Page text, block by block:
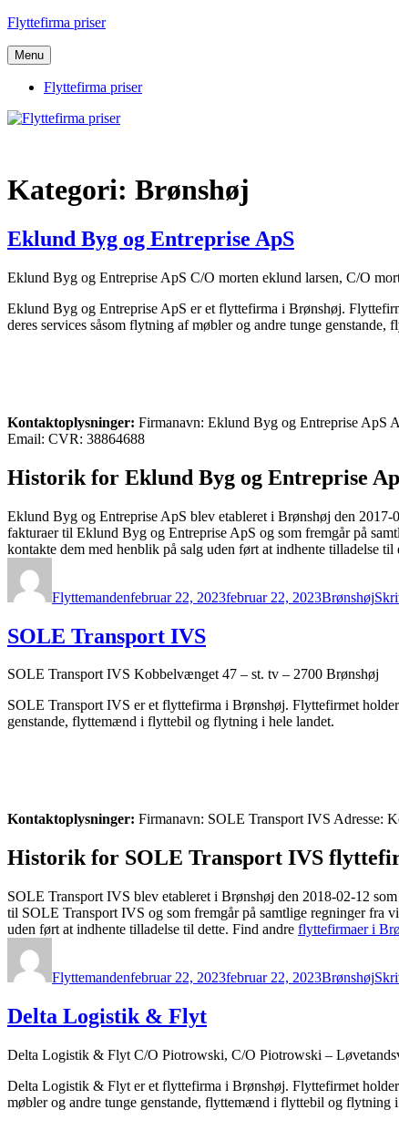
Videre
indhold
Flyttefirma priser
Menu
Flyttefirma priser
Kategori: Brønshøj
Eklund Byg og Entreprise ApS
Eklund Byg og Entreprise ApS C/O morten eklund larsen, C/O
Eklund Byg og Entreprise ApS er et flyttefirma i Brønshøj.
deres services såsom flytning af møbler og andre tunge
Kontaktoplysninger: Firmanavn: Eklund Byg og Entreprise ApS
Email: CVR: 38864688
Historik for Eklund Byg og Entreprise
Eklund Byg og Entreprise ApS blev etableret i Brønshøj den
fakturaer til Eklund Byg og Entreprise ApS og som fremgår på
kontakte dem med henblik på salg uden ført at indhente tilladelse til
Flyttemandenfebruar 22, 2023februar 22, 2023Brønshøj
SOLE Transport IVS
SOLE Transport IVS Kobbelvænget 47 – st. tv – 2700 Brønshøj
SOLE Transport IVS er et flyttefirma i Brønshøj. Flyttefirmet
genstande, flyttemænd i flyttebil og flytning i hele landet.
Kontaktoplysninger: Firmanavn: SOLE Transport IVS Adresse:
Historik for SOLE Transport IVS
SOLE Transport IVS blev etableret i Brønshøj den 2018-02-12
til SOLE Transport IVS og som fremgår på samtlige regninger fra
uden ført at indhente tilladelse til dette. Find andre flyttefirmaer i
Flyttemandenfebruar 22, 2023februar 22, 2023Brønshøj
Delta Logistik & Flyt
Delta Logistik & Flyt C/O Piotrowski, C/O Piotrowski –
Delta Logistik & Flyt er et flyttefirma i Brønshøj. Flyttefirmet
møbler og andre tunge genstande, flyttemænd i flyttebil og flytning i